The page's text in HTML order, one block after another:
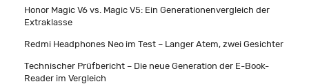
Honor Magic V6 vs. Magic V5: Ein Generationenvergleich der
Extraklasse
Redmi Headphones Neo im Test – Langer Atem, zwei Gesichter
Technischer Prüfbericht – Die neue Generation der E-Book-
Reader im Vergleich